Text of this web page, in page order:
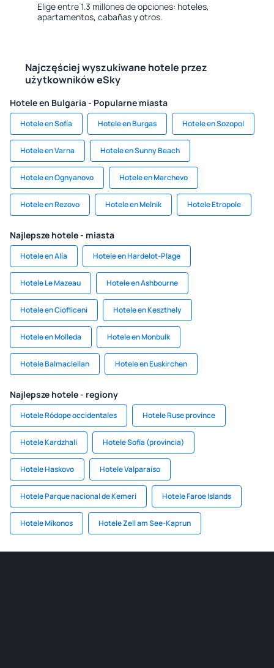
Elige entre 1.3 millones de opciones: hoteles,
apartamentos, cabañas y otros.
Najczęściej wyszukiwane hotele przez
użytkowników eSky
Hotele en Bulgaria - Popularne miasta
Hotele en Sofía Hotele en Burgas Hotele en Sozopol
Hotele en Varna Hotele en Sunny Beach
Hotele en Ognyanovo Hotele en Marchevo
Hotele en Rezovo Hotele en Melnik Hotele Etropole
Najlepsze hotele - miasta
Hotele en Alía Hotele en Hardelot-Plage
Hotele Le Mazeau Hotele en Ashbourne
Hotele en Ciofliceni Hotele en Keszthely
Hotele en Molleda Hotele en Monbulk
Hotele Balmaclellan Hotele en Euskirchen
Najlepsze hotele - regiony
Hotele Ródope occidentales Hotele Ruse province
Hotele Kardzhali Hotele Sofía (provincia)
Hotele Haskovo Hotele Valparaíso
Hotele Parque nacional de Kemeri Hotele Faroe Islands
Hotele Míkonos Hotele Zell am See-Kaprun